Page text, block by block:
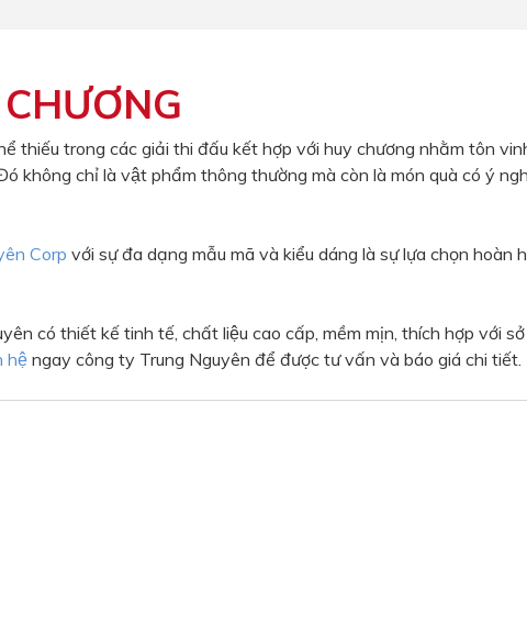
thiếu trong các giải thi đấu kết hợp với huy chương nhằm tôn
không chỉ là vật phẩm thông thường mà còn là món quà có ý
Corp với sự đa dạng mẫu mã và kiểu dáng là sự lựa chọn hoàn
có thiết kế tinh tế, chất liệu cao cấp, mềm mịn, thích hợp với
hệngay công ty Trung Nguyên để được tư vấn và báo giá chi tiết.